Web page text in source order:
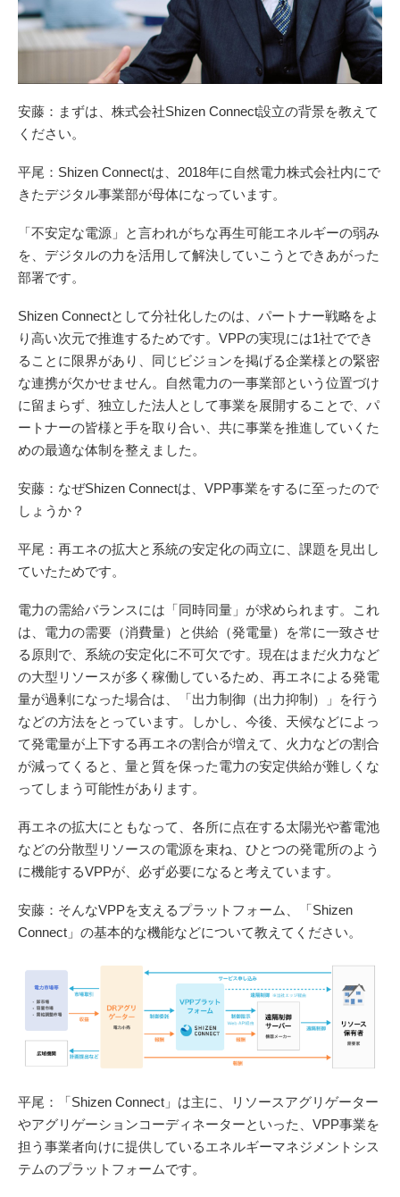
安藤：まずは、株式会社Shizen Connect設立の背景を教えて
ください。
平尾：Shizen Connectは、2018年に自然電力株式会社内にで
きたデジタル事業部が母体になっています。
「不安定な電源」と言われがちな再生可能エネルギーの弱み
を、デジタルの力を活用して解決していこうとできあがった
部署です。
Shizen Connectとして分社化したのは、パートナー戦略をよ
り高い次元で推進するためです。VPPの実現には1社ででき
ることに限界があり、同じビジョンを掲げる企業様との緊密
な連携が欠かせません。自然電力の一事業部という位置づけ
に留まらず、独立した法人として事業を展開することで、パ
ートナーの皆様と手を取り合い、共に事業を推進していくた
めの最適な体制を整えました。
安藤：なぜShizen Connectは、VPP事業をするに至ったので
しょうか？
平尾：再エネの拡大と系統の安定化の両立に、課題を見出し
ていたためです。
電力の需給バランスには「同時同量」が求められます。これ
は、電力の需要（消費量）と供給（発電量）を常に一致させ
る原則で、系統の安定化に不可欠です。現在はまだ火力など
の大型リソースが多く稼働しているため、再エネによる発電
量が過剰になった場合は、「出力制御（出力抑制）」を行う
などの方法をとっています。しかし、今後、天候などによっ
て発電量が上下する再エネの割合が増えて、火力などの割合
が減ってくると、量と質を保った電力の安定供給が難しくな
ってしまう可能性があります。
再エネの拡大にともなって、各所に点在する太陽光や蓄電池
などの分散型リソースの電源を束ね、ひとつの発電所のよう
に機能するVPPが、必ず必要になると考えています。
安藤：そんなVPPを支えるプラットフォーム、「Shizen
Connect」の基本的な機能などについて教えてください。
平尾：「Shizen Connect」は主に、リソースアグリゲーター
やアグリゲーションコーディネーターといった、VPP事業を
担う事業者向けに提供しているエネルギーマネジメントシス
テムのプラットフォームです。